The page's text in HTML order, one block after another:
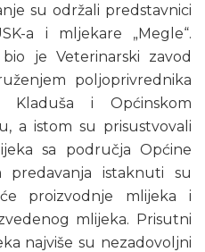
su održali predstavnici
a i mljekare „Megle“.
je Veterinarski zavod
poljoprivrednika
Kladuša i Općinskom
a istom su prisustvovali
sa područja Općine
predavanja istaknuti su
proizvodnje mlijeka i
mlijeka. Prisutni
najviše su nezadovoljni